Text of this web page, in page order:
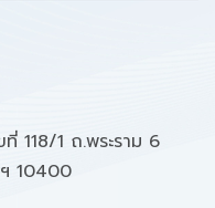
118/1 ถ.พระราม 6
10400